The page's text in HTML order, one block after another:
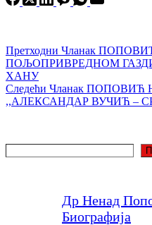
Претходни Чланак
ПОЉОПРИВРЕДНОМ
ХАНУ
Следећи Чланак ПОПОВИЋ
,,АЛЕКСАНДАР ВУЧИЋ –
Др Ненад
Биографија